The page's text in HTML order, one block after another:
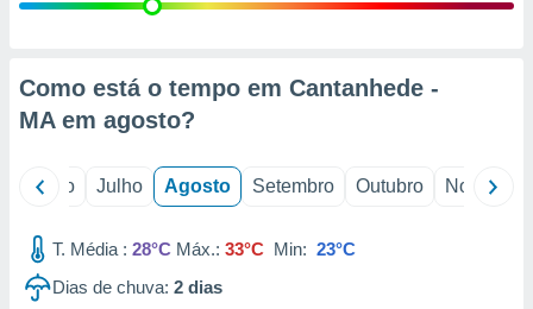
estudos
Como está o tempo em Cantanhede -
MA em agosto?
Junho Julho Agosto Setembro Outubro Novembro
T. Média : 28°C Máx.: 33°C Min: 23°C
Dias de chuva: 2 dias